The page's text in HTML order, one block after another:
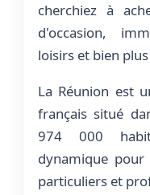
cherchiez à
d'occasion,
loisirs et bien
La Réunion est
français situé
974 000
dynamique
particuliers et